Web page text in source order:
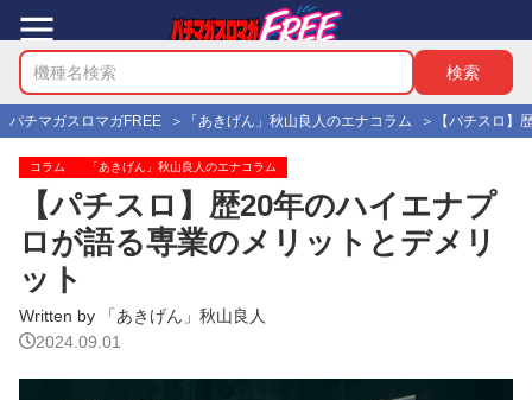
パチマガスロマガFREE 「あきげん」秋山良人のエナコラム 【パチスロ】
コラム 「あきげん」秋山良人のエナコラム
【パチスロ】歴20年のハイエナプ
ロが語る専業のメリットとデメリ
ット
Written by 「あきげん」秋山良人
2024.09.01